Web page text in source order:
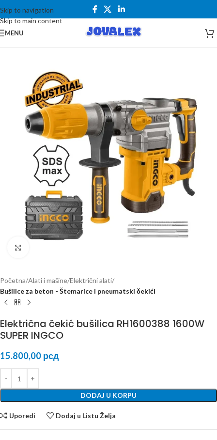
Skip to navigation
Skip to main content
MENU
Početna Alati i mašine Električni alati
Bušilice za beton - Štemarice i pneumatski čekići
Električna čekić bušilica RH1600388 1600W
SUPER INGCO
15.800,00 рсд
DODAJ U KORPU
Uporedi Dodaj u Listu Želja